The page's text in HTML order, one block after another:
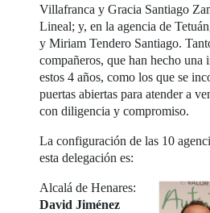
Villafranca y Gracia Santiago
Lineal; y, en la agencia de
y Miriam Tendero Santiago.
compañeros, que han hecho una
estos 4 años, como los que se
puertas abiertas para atender a
con diligencia y compromiso.
La configuración de las 10
esta delegación es:
Alcalá de Henares:
David Jiménez